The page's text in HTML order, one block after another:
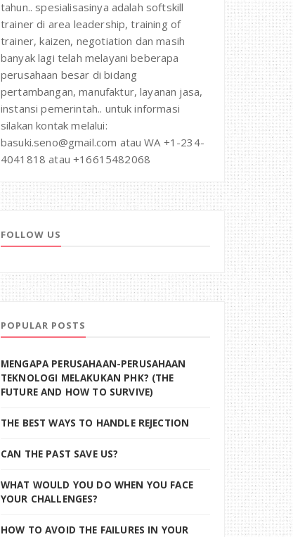
tahun.. spesialisasinya adalah softskill
trainer di area leadership, training of
trainer, kaizen, negotiation dan masih
banyak lagi telah melayani beberapa
perusahaan besar di bidang
pertambangan, manufaktur, layanan jasa,
instansi pemerintah.. untuk informasi
silakan kontak melalui:
basuki.seno@gmail.com atau WA +1-234-
4041818 atau +16615482068
FOLLOW US
POPULAR POSTS
MENGAPA PERUSAHAAN-PERUSAHAAN
TEKNOLOGI MELAKUKAN PHK? (THE
FUTURE AND HOW TO SURVIVE)
THE BEST WAYS TO HANDLE REJECTION
CAN THE PAST SAVE US?
WHAT WOULD YOU DO WHEN YOU FACE
YOUR CHALLENGES?
HOW TO AVOID THE FAILURES IN YOUR